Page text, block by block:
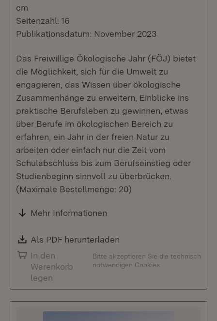
cm
Seitenzahl: 16
Publikationsdatum: November 2023
Das Freiwillige Ökologische Jahr (FÖJ) bietet
die Möglichkeit, sich für die Umwelt zu
engagieren, das Wissen über ökologische
Zusammenhänge zu erweitern, Einblicke ins
praktische Berufsleben zu gewinnen, etwas
über Berufe im ökologischen Bereich zu
erfahren, ein Jahr in der freien Natur zu
arbeiten oder einfach nur die Zeit vom
Schulabschluss bis zum Berufseinstieg oder
Studienbeginn sinnvoll zu überbrücken.
(Maximale Bestellmenge: 20)
Mehr Informationen
Download:
Als PDF herunterladen
In den
Warenkorb
legen
Bitte akzeptieren Sie die technisch
notwendigen Cookies